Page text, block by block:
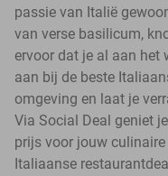
passie van Italië
van verse basilicum,
ervoor dat je al aan het
aan bij de beste
omgeving en laat je
Via Social Deal geniet
prijs voor jouw
Italiaanse